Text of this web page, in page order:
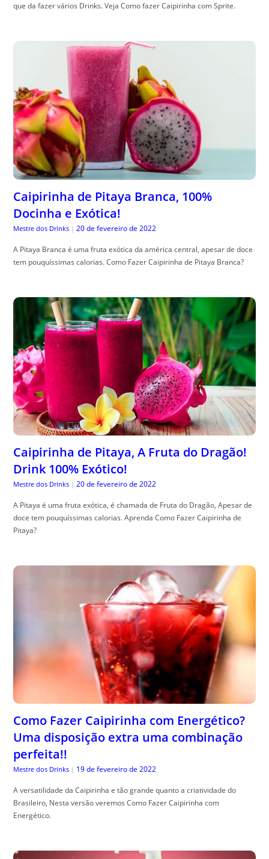
que da fazer vários Drinks. Veja Como fazer Caipirinha com Sprite.
Caipirinha de Pitaya Branca, 100%
Docinha e Exótica!
Mestre dos Drinks | 20 de fevereiro de 2022
A Pitaya Branca é uma fruta exótica da américa central, apesar de doce
tem pouquíssimas calorias. Como Fazer Caipirinha de Pitaya Branca?
Caipirinha de Pitaya, A Fruta do Dragão!
Drink 100% Exótico!
Mestre dos Drinks | 20 de fevereiro de 2022
A Pitaya é uma fruta exótica, é chamada de Fruta do Dragão, Apesar de
doce tem pouquíssimas calorias. Aprenda Como Fazer Caipirinha de
Pitaya?
Como Fazer Caipirinha com Energético?
Uma disposição extra uma combinação
perfeita!!
Mestre dos Drinks | 19 de fevereiro de 2022
A versatilidade da Caipirinha e tão grande quanto a criatividade do
Brasileiro, Nesta versão veremos Como Fazer Caipirinha com
Energético.